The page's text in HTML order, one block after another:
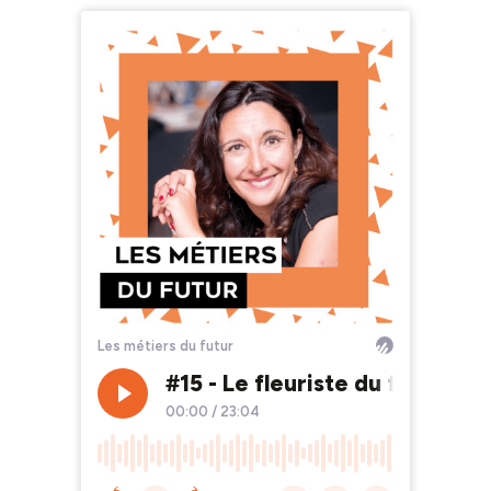
Les métiers du futur
#15 - Le fleuriste du futur -
00:00 / 23:04